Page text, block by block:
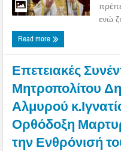
ενώ
Read more
Επετειακές
Μητροπολίτου
Αλμυρού
Ορθόδοξη
την Ενθρόνισή